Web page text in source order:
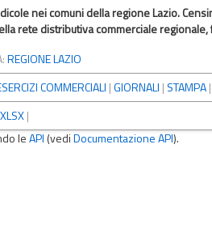
nei comuni della regione Lazio.
rete distributiva commerciale regionale,
REGIONE LAZIO
COMMERCIALI |GIORNALI | STAMPA |
XLSX |
leAPI (vediDocumentazione API).